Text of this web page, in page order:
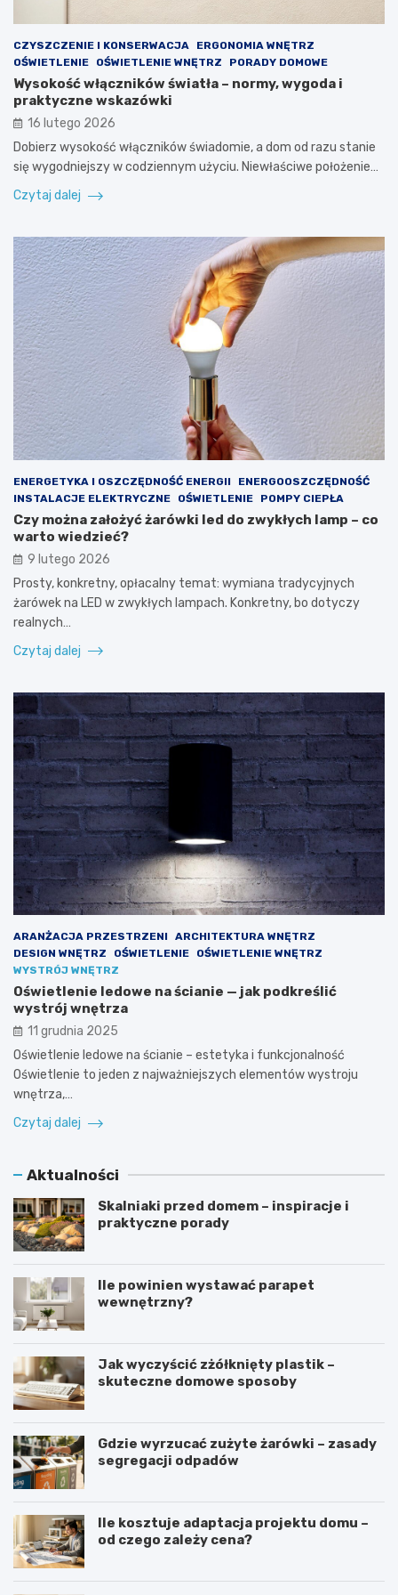
CZYSZCZENIE I KONSERWACJA
ERGONOMIA WNĘTRZ
OŚWIETLENIE
OŚWIETLENIE WNĘTRZ PORADY DOMOWE
Wysokość włączników światła – normy, wygoda i
praktyczne wskazówki
16 lutego 2026
Dobierz wysokość włączników świadomie, a dom od razu stanie
się wygodniejszy w codziennym użyciu. Niewłaściwe położenie…
Czytaj dalej
ENERGETYKA I OSZCZĘDNOŚĆ ENERGII
ENERGOOSZCZĘDNOŚĆ
INSTALACJE ELEKTRYCZNE
OŚWIETLENIE POMPY CIEPŁA
Czy można założyć żarówki led do zwykłych lamp – co
warto wiedzieć?
9 lutego 2026
Prosty, konkretny, opłacalny temat: wymiana tradycyjnych
żarówek na LED w zwykłych lampach. Konkretny, bo dotyczy
realnych…
Czytaj dalej
ARANŻACJA PRZESTRZENI
ARCHITEKTURA WNĘTRZ
DESIGN WNĘTRZ
OŚWIETLENIE
OŚWIETLENIE WNĘTRZ
WYSTRÓJ WNĘTRZ
Oświetlenie ledowe na ścianie — jak podkreślić
wystrój wnętrza
11 grudnia 2025
Oświetlenie ledowe na ścianie – estetyka i funkcjonalność
Oświetlenie to jeden z najważniejszych elementów wystroju
wnętrza,…
Czytaj dalej
Aktualności
Skalniaki przed domem – inspiracje i
praktyczne porady
Ile powinien wystawać parapet
wewnętrzny?
Jak wyczyścić zżółknięty plastik –
skuteczne domowe sposoby
Gdzie wyrzucać zużyte żarówki – zasady
segregacji odpadów
Ile kosztuje adaptacja projektu domu –
od czego zależy cena?